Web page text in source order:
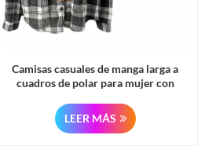
Camisas casuales de manga larga a
cuadros de polar para mujer con
LEER MÁS